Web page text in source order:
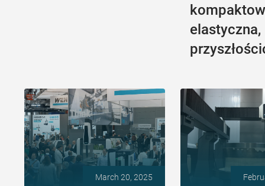
elastyczna,
March 20, 2025